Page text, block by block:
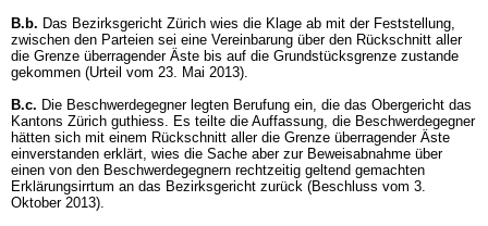
B.b. Das Bezirksgericht Zürich wies die Klage ab mit der Feststellung,
zwischen den Parteien sei eine Vereinbarung über den Rückschnitt aller
die Grenze überragender Äste bis auf die Grundstücksgrenze zustande
gekommen (Urteil vom 23. Mai 2013).
B.c. Die Beschwerdegegner legten Berufung ein, die das Obergericht das
Kantons Zürich guthiess. Es teilte die Auffassung, die Beschwerdegegner
hätten sich mit einem Rückschnitt aller die Grenze überragender Äste
einverstanden erklärt, wies die Sache aber zur Beweisabnahme über
einen von den Beschwerdegegnern rechtzeitig geltend gemachten
Erklärungsirrtum an das Bezirksgericht zurück (Beschluss vom 3.
Oktober 2013).